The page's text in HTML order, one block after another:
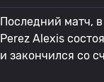
Последний матч,
Perez Alexis
и закончился со